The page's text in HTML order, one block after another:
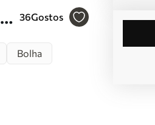
36Gostos
Bolha